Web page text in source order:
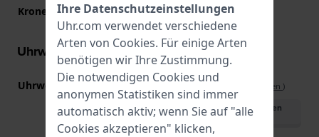
Krone
Ziehkrone
Uhrwerk Informationen
Uhrwerks-Nummer Z013 Spezifikationen ansehen )
Handbuch herunterladen
(English)
Ihre Datenschutzeinstellungen
Uhr.com verwendet verschiedene
Arten von Cookies. Für einige Arten
benötigen wir Ihre Zustimmung.
Die notwendigen Cookies und
anonymen Statistiken sind immer
automatisch aktiv; wenn Sie auf "alle
Cookies akzeptieren" klicken,